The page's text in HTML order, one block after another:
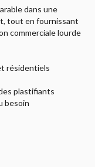
dans une
tout en fournissant
commerciale lourde
résidentiels
plastifiants
besoin